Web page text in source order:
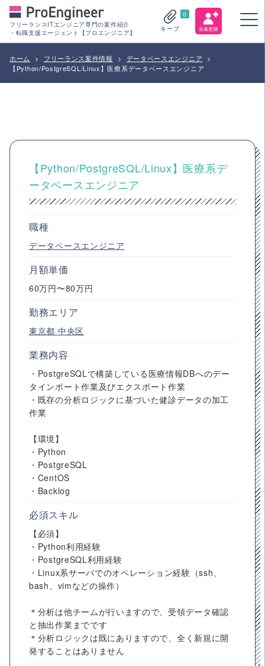
フリーランスITエンジニア専門の案件紹介
・転職支援エージェント【プロエンジニア】
0
キープ
ホーム > フリーランス案件情報 > データベースエンジニア
>
【Python/PostgreSQL/Linux】医療系データベースエンジニア
【Python/PostgreSQL/Linux】医療系デ
ータベースエンジニア
職種
データベースエンジニア
月額単価
60万円〜80万円
勤務エリア
東京都 中央区
業務内容
・PostgreSQLで構築している医療情報DBへのデー
タインポート作業及びエクスポート作業
・既存の分析ロジックに基づいた健診データの加工
作業
【環境】
・Python
・PostgreSQL
・CentOS
・Backlog
必須スキル
【必須】
・Python利用経験
・PostgreSQL利用経験
・Linux系サーバでのオペレーション経験（ssh、
bash、vimなどの操作）
＊分析は他チームが行いますので、受領データ確認
と抽出作業までです
＊分析ロジックは既にありますので、全く新規に開
発することはありません